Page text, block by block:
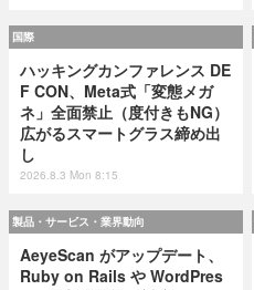
国際
ハッキングカンファレンス DE
F CON、Meta式「変態メガ
ネ」全面禁止（度付きもNG）
広がるスマートグラス締め出
し
2026.8.3 Mon 8:15
製品・サービス・業界動向
AeyeScan がアップデート、
Ruby on Rails や WordPres